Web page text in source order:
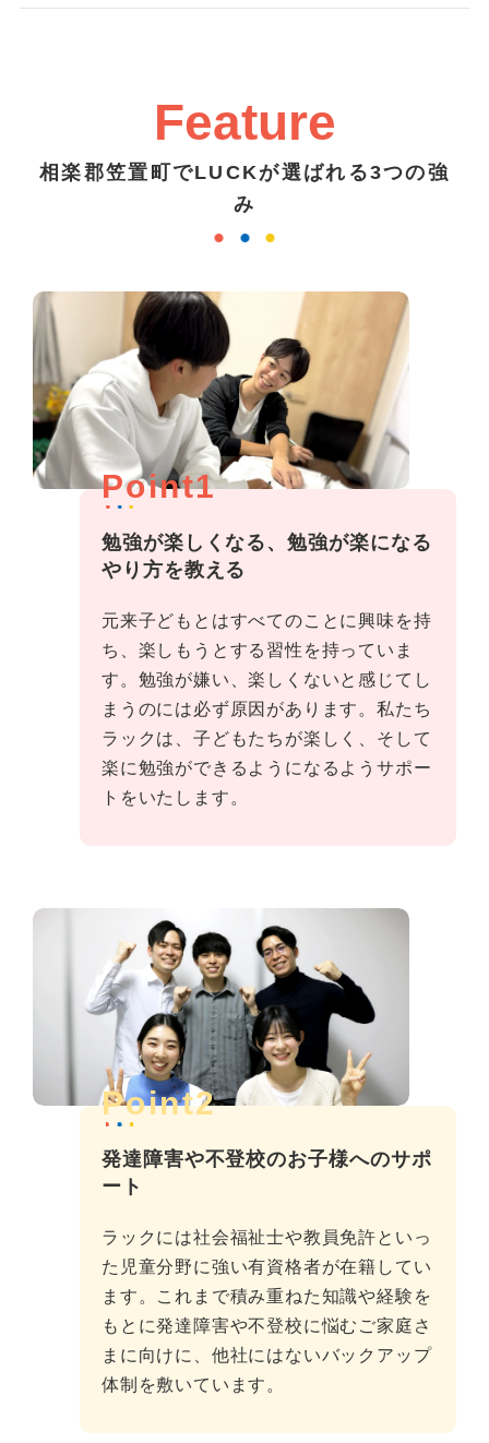
Feature
相楽郡笠置町でLUCKが選ばれる3つの強
み
Point1
勉強が楽しくなる、勉強が楽になる
やり方を教える
元来子どもとはすべてのことに興味を持
ち、楽しもうとする習性を持っていま
す。勉強が嫌い、楽しくないと感じてし
まうのには必ず原因があります。私たち
ラックは、子どもたちが楽しく、そして
楽に勉強ができるようになるようサポー
トをいたします。
Point2
発達障害や不登校のお子様へのサポ
ート
ラックには社会福祉士や教員免許といっ
た児童分野に強い有資格者が在籍してい
ます。これまで積み重ねた知識や経験を
もとに発達障害や不登校に悩むご家庭さ
まに向けに、他社にはないバックアップ
体制を敷いています。